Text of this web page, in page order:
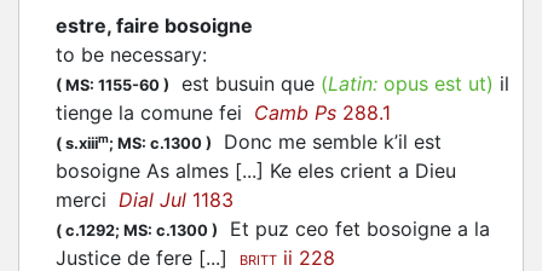
estre, faire bosoigne
to be necessary:
( MS: 1155-60 ) est busuin que (Latin: opus est ut) il
tienge la comune fei Camb Ps 288.1
( s.xiiim; MS: c.1300 )
Donc me semble k’il est
bosoigne As almes [...] Ke eles crient a Dieu
merci Dial Jul 1183
( c.1292; MS: c.1300 )
Et puz ceo fet bosoigne a la
Justice de fere [...]
BRITT ii 228